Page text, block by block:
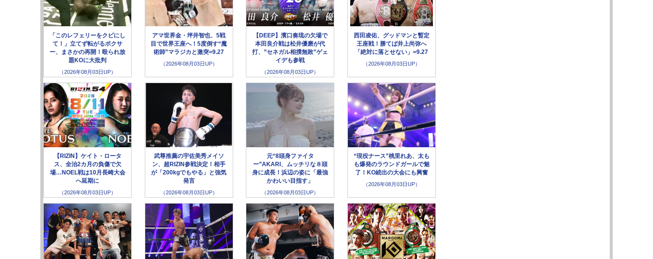
「このレフェリーをクビにし
て！」立てず転がるボクサ
ー、まさかの再開！殴られ放
題KOに大批判
（2026年08月03日UP）
アマ世界金・坪井智也、5戦
目で世界王座へ！5度倒す“魔
術師”マラジカと激突=9.27
（2026年08月03日UP）
【DEEP】濱口奏琉の欠場で
本田良介戦は松井優磨が代
打、”セネガル相撲無敗”ゲェ
イデも参戦
（2026年08月03日UP）
西田凌佑、グッドマンと暫定
王座戦！勝てば井上尚弥へ
「絶対に落とせない」=9.27
（2026年08月03日UP）
【RIZIN】ケイト・ロータ
ス、全治2カ月の負傷で欠
場…NOEL戦は10月長崎大会
へ延期に
（2026年08月03日UP）
武尊推薦の宇佐美秀メイソ
ン、超RIZIN参戦決定！相手
が「200kgでもやる」と強気
発言
（2026年08月03日UP）
元“8頭身ファイタ
ー”AKARI、ムッチリな８頭
身に成長！浜辺の姿に「最強
かわいい目指す」
（2026年08月03日UP）
“現役ナース”桃里れあ、太も
も爆発のラウンドガールで魅
了！KO続出の大会にも興奮
（2026年08月03日UP）